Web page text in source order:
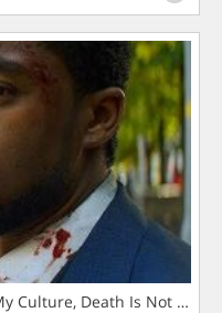
Culture, Death Is Not The